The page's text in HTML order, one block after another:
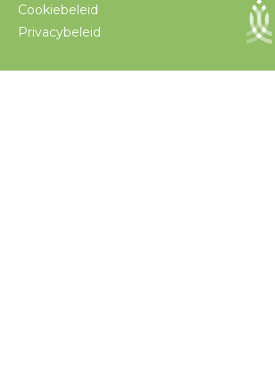
Cookiebeleid
Privacybeleid